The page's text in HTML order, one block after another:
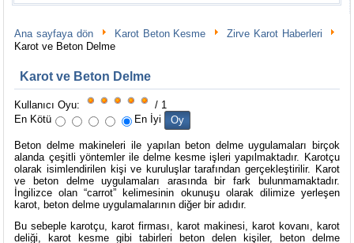
Ana sayfaya dön Karot Beton Kesme
Zirve Karot Haberleri
Karot ve Beton Delme
Karot ve Beton Delme
Kullanıcı Oyu:
/ 1
En Kötü
En İyi
Beton delme makineleri ile yapılan beton delme uygulamaları birçok
alanda çeşitli yöntemler ile delme kesme işleri yapılmaktadır. Karotçu
olarak isimlendirilen kişi ve kuruluşlar tarafından gerçekleştirilir. Karot
ve beton delme uygulamaları arasında bir fark bulunmamaktadır.
İngilizce olan “carrot” kelimesinin okunuşu olarak dilimize yerleşen
karot, beton delme uygulamalarının diğer bir adıdır.
Bu sebeple karotçu, karot firması, karot makinesi, karot kovanı, karot
deliği, karot kesme gibi tabirleri beton delen kişiler, beton delme